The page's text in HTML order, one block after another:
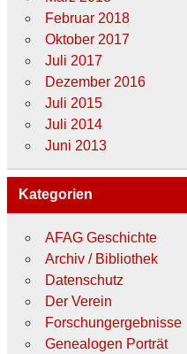
Februar 2018
Oktober 2017
Juli 2017
Dezember 2016
Juli 2015
Juli 2014
Juni 2013
Kategorien
AFAG Geschichte
Archiv / Bibliothek
Datenschutz
Der Verein
Forschungergebnisse
Genealogen Porträt